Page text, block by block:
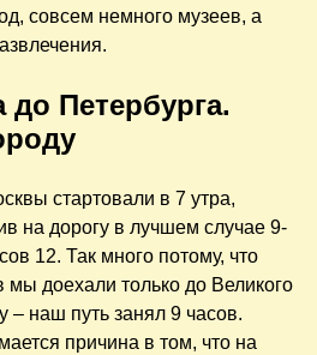
совсем немного музеев, а
Петербурга.
стартовали в 7 утра,
на дорогу в лучшем случае 9-
12. Так много потому, что
мы доехали только до Великого
– наш путь занял 9 часов.
причина в том, что на